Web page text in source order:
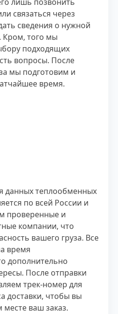
связаться через
сведения о нужной
Кром, того мы
подходящих
вопросы. После
мы подготовим и
время.
данных теплообменных
по всей России и
проверенные и
компании, что
вашего груза. Все
время
дополнительно
После отправки
трек-номер для
доставки, чтобы вы
месте ваш заказ.